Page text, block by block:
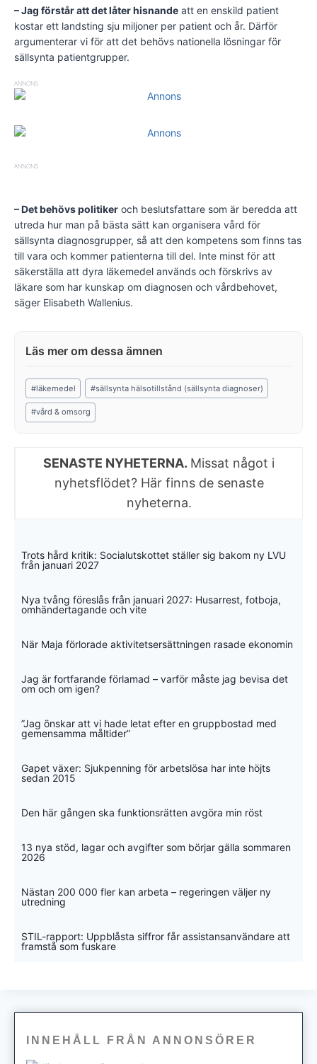
– Jag förstår att det låter hisnande att en enskild patient
kostar ett landsting sju miljoner per patient och år. Därför
argumenterar vi för att det behövs nationella lösningar för
sällsynta patientgrupper.
ANNONS
ANNONS
– Det behövs politiker och beslutsfattare som är beredda att
utreda hur man på bästa sätt kan organisera vård för
sällsynta diagnosgrupper, så att den kompetens som finns tas
till vara och kommer patienterna till del. Inte minst för att
säkerställa att dyra läkemedel används och förskrivs av
läkare som har kunskap om diagnosen och vårdbehovet,
säger Elisabeth Wallenius.
Post
Tags:
#läkemedel #sällsynta hälsotillstånd (sällsynta diagnoser)
#vård & omsorg
SENASTE NYHETERNA. Missat något i
nyhetsflödet? Här finns de senaste
nyheterna.
Trots hård kritik: Socialutskottet ställer sig bakom ny LVU
från januari 2027
Nya tvång föreslås från januari 2027: Husarrest, fotboja,
omhändertagande och vite
När Maja förlorade aktivitetsersättningen rasade ekonomin
Jag är fortfarande förlamad – varför måste jag bevisa det
om och om igen?
”Jag önskar att vi hade letat efter en gruppbostad med
gemensamma måltider”
Gapet växer: Sjukpenning för arbetslösa har inte höjts
sedan 2015
Den här gången ska funktionsrätten avgöra min röst
13 nya stöd, lagar och avgifter som börjar gälla sommaren
2026
Nästan 200 000 fler kan arbeta – regeringen väljer ny
utredning
STIL-rapport: Uppblåsta siffror får assistansanvändare att
framstå som fuskare
INNEHÅLL FRÅN ANNONSÖRER